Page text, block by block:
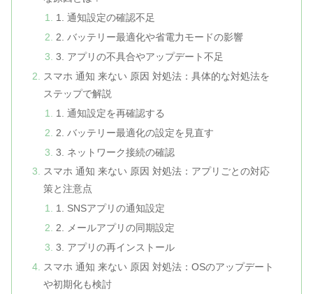
1. 通知設定の確認不足
2. バッテリー最適化や省電力モードの影響
3. アプリの不具合やアップデート不足
スマホ 通知 来ない 原因 対処法：具体的な対処法を
ステップで解説
1. 通知設定を再確認する
2. バッテリー最適化の設定を見直す
3. ネットワーク接続の確認
スマホ 通知 来ない 原因 対処法：アプリごとの対応
策と注意点
1. SNSアプリの通知設定
2. メールアプリの同期設定
3. アプリの再インストール
スマホ 通知 来ない 原因 対処法：OSのアップデート
や初期化も検討